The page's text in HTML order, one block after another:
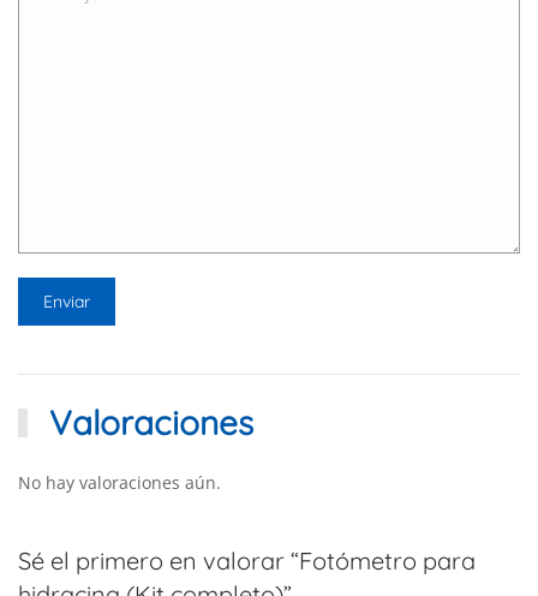
Valoraciones
No hay valoraciones aún.
Sé el primero en valorar “Fotómetro para